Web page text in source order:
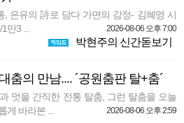
, 은유의 詩로 담다 가면의 감정- 김혜영 시
만3 ...
2026-08-06 오후 7:00
박현주의 신간돋보기
춤의 만남.... ´공원춤판 탈+춤´
멋을 간직한 전통 탈춤, 그런 탈춤을 오늘
게 바라본 ...
2026-08-06 오후 2:59